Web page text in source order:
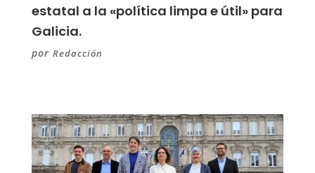
estatal a la «política limpa e útil» para
Galicia.
por Redacción